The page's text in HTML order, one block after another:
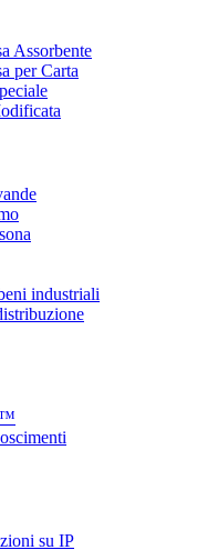
Assorbente
per Carta
industriali
su IP